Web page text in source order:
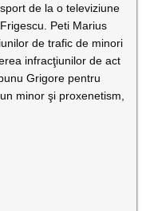
de la o televiziune
Peti Marius
de trafic de minori
infracţiunilor de act
Grigore pentru
minor şi proxenetism,